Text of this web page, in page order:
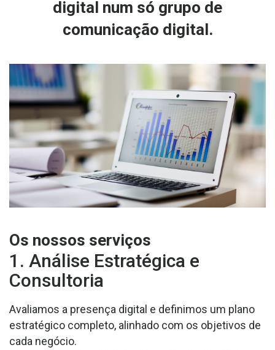
digital num só grupo de
comunicação digital.
Os nossos serviços
1. Análise Estratégica e
Consultoria
Avaliamos a presença digital e definimos um plano
estratégico completo, alinhado com os objetivos de
cada negócio.